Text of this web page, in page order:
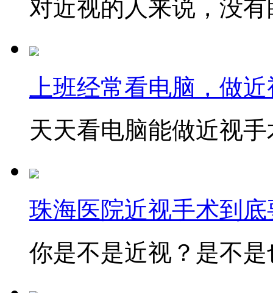
对近视的人来说，没
上班经常看电脑，做
天天看电脑能做近视
珠海医院近视手术到
你是不是近视？是不